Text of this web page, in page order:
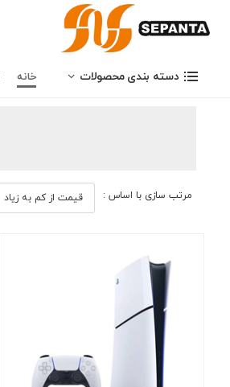
دسته بندی محصولات خانه
مرتب سازی با اساس :